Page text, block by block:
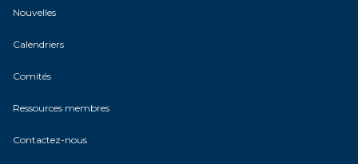
Nouvelles
Calendriers
Comités
Ressources membres
Contactez-nous